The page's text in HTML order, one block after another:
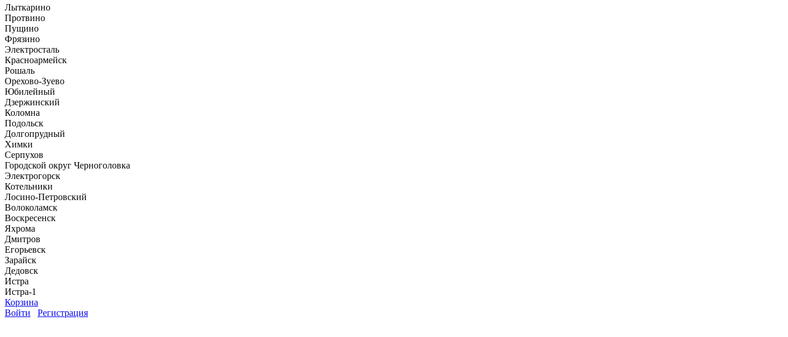
Лыткарино
Протвино
Пущино
Фрязино
Электросталь
Красноармейск
Рошаль
Орехово-Зуево
Юбилейный
Дзержинский
Коломна
Подольск
Долгопрудный
Химки
Серпухов
Городской округ Черноголовка
Электрогорск
Котельники
Лосино-Петровский
Волоколамск
Воскресенск
Яхрома
Дмитров
Егорьевск
Зарайск
Дедовск
Истра
Истра-1
Корзина
Войти
Регистрация